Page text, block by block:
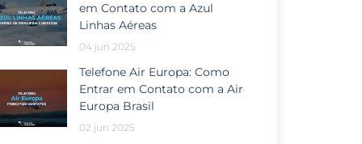
em Contato com a Azul
Linhas Aéreas
04 jun 2025
Telefone Air Europa: Como
Entrar em Contato com a Air
Europa Brasil
02 jun 2025